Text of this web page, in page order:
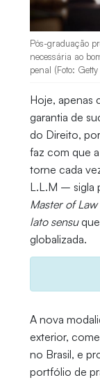
Pós-graduação
necessária ao
penal (Foto:
Hoje, apenas
garantia de
do Direito,
faz com que
torne cada
L.L.M – sigla
Master of Law
lato sensuque
globalizada.
A nova
exterior,
no Brasil, e
portfólio de